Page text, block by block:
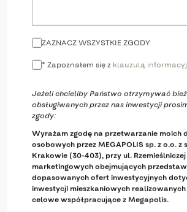
ZAZNACZ WSZYSTKIE ZGODY
* Zapoznałem się z klauzulą
Jeżeli chcieliby Państwo otrzymywać
obsługiwanych przez nas inwestycji
zgody:
Wyrażam zgodę na przetwarzanie moich
osobowych przez MEGAPOLIS sp. z o.o. z
Krakowie (30-403), przy ul.
marketingowych obejmujących
dopasowanych ofert inwestycyjnych
inwestycji mieszkaniowych realizowanych
celowe współpracujące z Megapolis.